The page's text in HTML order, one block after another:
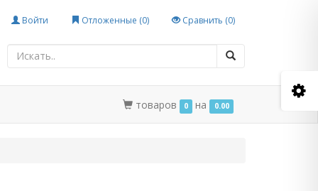
Войти Отложенные (0) Сравнить (0)
товаров 0 на 0.00